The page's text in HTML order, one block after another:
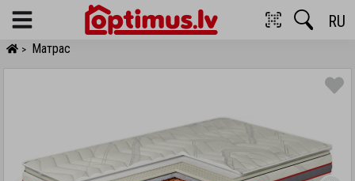
Menu RU
> Матрас